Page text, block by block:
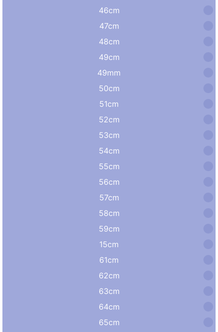
46cm
47cm
48cm
49cm
49mm
50cm
51cm
52cm
53cm
54cm
55cm
56cm
57cm
58cm
59cm
15cm
61cm
62cm
63cm
64cm
65cm